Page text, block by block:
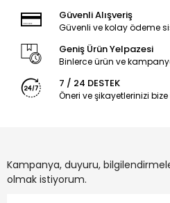
Güvenli Alışveriş
Güvenli ve kolay ödeme
Geniş Ürün Yelpazesi
Binlerce ürün ve
7 / 24 DESTEK
Öneri ve şikayetlerinizi
Kampanya, duyuru,
olmak istiyorum.